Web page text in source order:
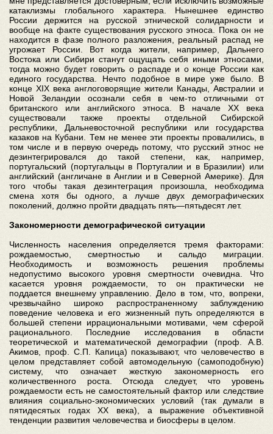
катаклизмы глобального характера. Нынешнее единство
России держится на русской этнической солидарности и
вообще на факте существования русского этноса. Пока он не
находится в фазе полного разложения, реальный распад не
угрожает России. Вот когда жители, например, Дальнего
Востока или Сибири станут ощущать себя иными этносами,
тогда можно будет говорить о распаде и о конце России как
единого государства. Нечто подобное в мире уже было. В
конце XIX века англоговорящие жители Канады, Австралии и
Новой Зеландии осознали себя в чем-то отличными от
британского или английского этноса. В начале ХХ века
существовали также проекты отдельной Сибирской
республики, Дальневосточной республики или государства
казаков на Кубани. Тем не менее эти проекты провалились, в
том числе и в первую очередь потому, что русский этнос не
дезинтегрировался до такой степени, как, например,
португальский (португальцы в Португалии и в Бразилии) или
английский (англичане в Англии и в Северной Америке). Для
того чтобы такая дезинтеграция произошла, необходима
смена хотя бы одного, а лучше двух демографических
поколений, должно пройти двадцать пять—пятьдесят лет.
Закономерности демографической ситуации
Численность населения определяется тремя факторами:
рождаемостью, смертностью и сальдо миграции.
Необходимость и возможность решения проблемы
недопустимо высокого уровня смертности очевидна. Что
касается уровня рождаемости, то он практически не
поддается внешнему управлению. Дело в том, что, вопреки,
чрезвычайно широко распространенному заблуждению
поведение человека и его жизненный путь определяются в
большей степени иррациональными мотивами, чем сферой
рационального. Последние исследования в области
теоретической и математической демографии (проф. А.В.
Акимов, проф. С.П. Капица) показывают, что человечество в
целом представляет собой автомодельную (самоподобную)
систему, что означает жесткую закономерность его
количественного роста. Отсюда следует, что уровень
рождаемости есть не самостоятельный фактор или следствие
влияния социально-экономических условий (так думали в
пятидесятых годах ХХ века), а выражение объективной
тенденции развития человечества и биосферы в целом.